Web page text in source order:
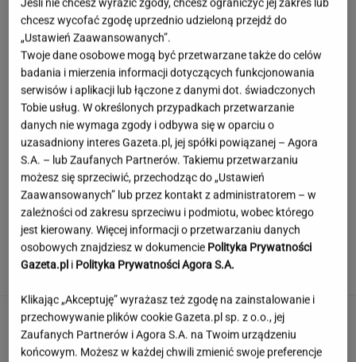
Moby poruszony widokiem w Warszawie. Pod
nagraniem tysiące reakcji
Anastazja Kuś mistrzynią świata! Historyczny
występ, brawo!
Jeśli nie chcesz wyrazić zgody, chcesz ograniczyć jej zakres lub
chcesz wycofać zgodę uprzednio udzieloną przejdź do
„Ustawień Zaawansowanych”.
Twoje dane osobowe mogą być przetwarzane także do celów
badania i mierzenia informacji dotyczących funkcjonowania
serwisów i aplikacji lub łączone z danymi dot. świadczonych
Tobie usług. W określonych przypadkach przetwarzanie
danych nie wymaga zgody i odbywa się w oparciu o
uzasadniony interes Gazeta.pl, jej spółki powiązanej – Agora
S.A. – lub Zaufanych Partnerów. Takiemu przetwarzaniu
możesz się sprzeciwić, przechodząc do „Ustawień
Zaawansowanych” lub przez kontakt z administratorem – w
zależności od zakresu sprzeciwu i podmiotu, wobec którego
jest kierowany. Więcej informacji o przetwarzaniu danych
osobowych znajdziesz w dokumencie Polityka Prywatności
Gazeta.pl i Polityka Prywatności Agora S.A.
Klikając „Akceptuję” wyrażasz też zgodę na zainstalowanie i
przechowywanie plików cookie Gazeta.pl sp. z o.o., jej
Zaufanych Partnerów i Agora S.A. na Twoim urządzeniu
końcowym. Możesz w każdej chwili zmienić swoje preferencje